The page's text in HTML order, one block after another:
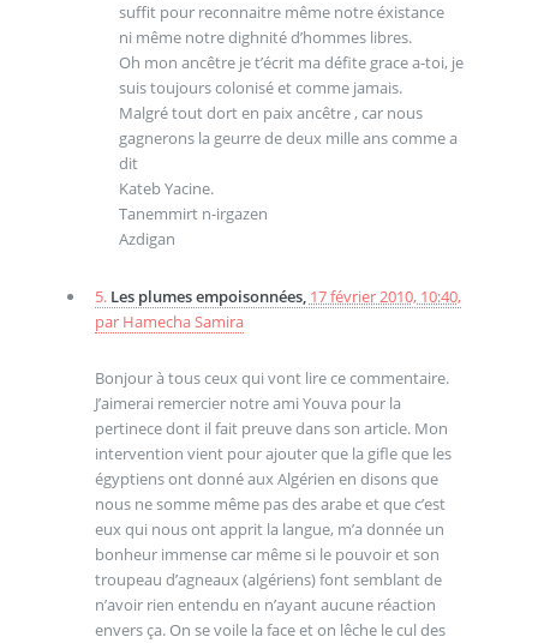
suffit pour reconnaitre même notre éxistance
ni même notre dighnité d’hommes libres.
Oh mon ancêtre je t’écrit ma défite grace a-toi, je
suis toujours colonisé et comme jamais.
Malgré tout dort en paix ancêtre , car nous
gagnerons la geurre de deux mille ans comme a
dit
Kateb Yacine.
Tanemmirt n-irgazen
Azdigan
5. Les plumes empoisonnées, 17 février 2010, 10:40,
par Hamecha Samira
Bonjour à tous ceux qui vont lire ce commentaire.
J’aimerai remercier notre ami Youva pour la
pertinece dont il fait preuve dans son article. Mon
intervention vient pour ajouter que la gifle que les
égyptiens ont donné aux Algérien en disons que
nous ne somme même pas des arabe et que c’est
eux qui nous ont apprit la langue, m’a donnée un
bonheur immense car même si le pouvoir et son
troupeau d’agneaux (algériens) font semblant de
n’avoir rien entendu en n’ayant aucune réaction
envers ça. On se voile la face et on lêche le cul des